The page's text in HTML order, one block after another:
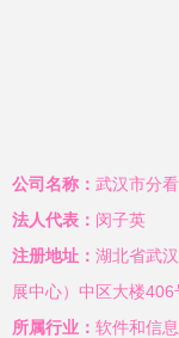
公司名称： 武汉市分
法人代表： 闵子英
注册地址： 湖北省武
展中心）中区大楼406
所属行业： 软件和信